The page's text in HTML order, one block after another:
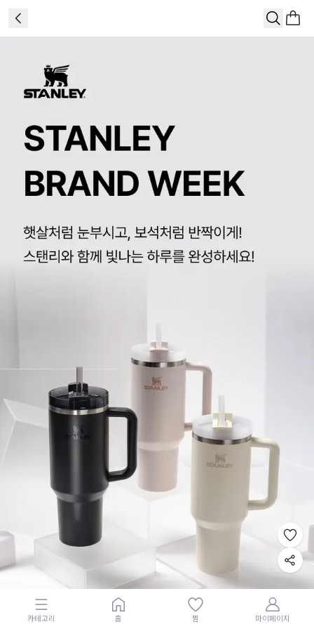
카테고리 홈 찜 마이페이지